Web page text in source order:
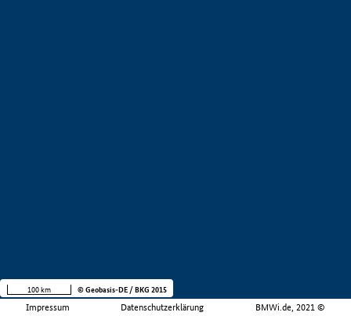
Impressum Datenschutzerklärung BMWi.de, 2021 ©
100 km © Geobasis-DE / BKG 2015